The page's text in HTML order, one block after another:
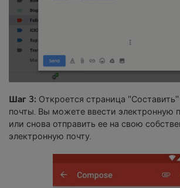
Шаг 3: Откроется страница
почты. Вы можете ввести электронную
или снова отправить ее на свою
электронную почту.